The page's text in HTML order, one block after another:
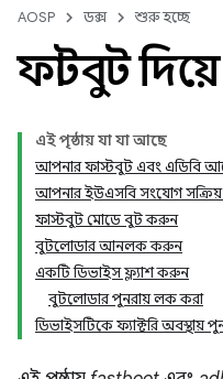
AOSP ডক্স শুরু হচ্ছে
ফাস্টবুট
এই পৃষ্ঠায় যা যা আছে
আপনার ফাস্টবুট এবং এডিবি
আপনার ইউএসবি সংযোগ
ফাস্টবুট মোডে বুট করুন
বুটলোডার আনলক করুন
একটি ডিভাইস ফ্ল্যাশ করুন
বুটলোডার পুনরায় লক করা
ডিভাইসটিকে ফ্যাক্টরি অবস্থায়